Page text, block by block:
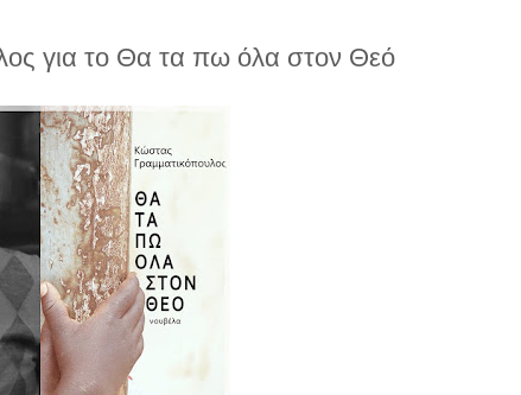
για το Θα τα πω όλα στον Θεό